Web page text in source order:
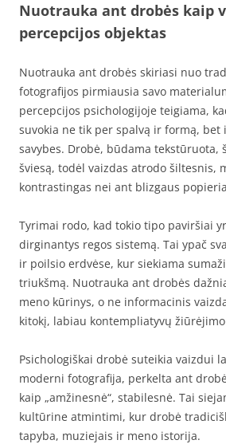
Nuotrauka ant drobės kaip
percepcijos objektas
Nuotrauka ant drobės skiriasi nuo
fotografijos pirmiausia savo
percepcijos psichologijoje teigiama,
suvokia ne tik per spalvą ir formą, bet
savybes. Drobė, būdama tekstūruota,
šviesą, todėl vaizdas atrodo šiltesnis,
kontrastingas nei ant blizgaus
Tyrimai rodo, kad tokio tipo paviršiai
dirginantys regos sistemą. Tai ypač
ir poilsio erdvėse, kur siekiama
triukšmą. Nuotrauka ant drobės
meno kūrinys, o ne informacinis
kitokį, labiau kontempliatyvų
Psichologiškai drobė suteikia vaizdui
moderni fotografija, perkelta ant
kaip „amžinesnė“, stabilesnė. Tai
kultūrine atmintimi, kur drobė
tapyba, muziejais ir meno istorija.